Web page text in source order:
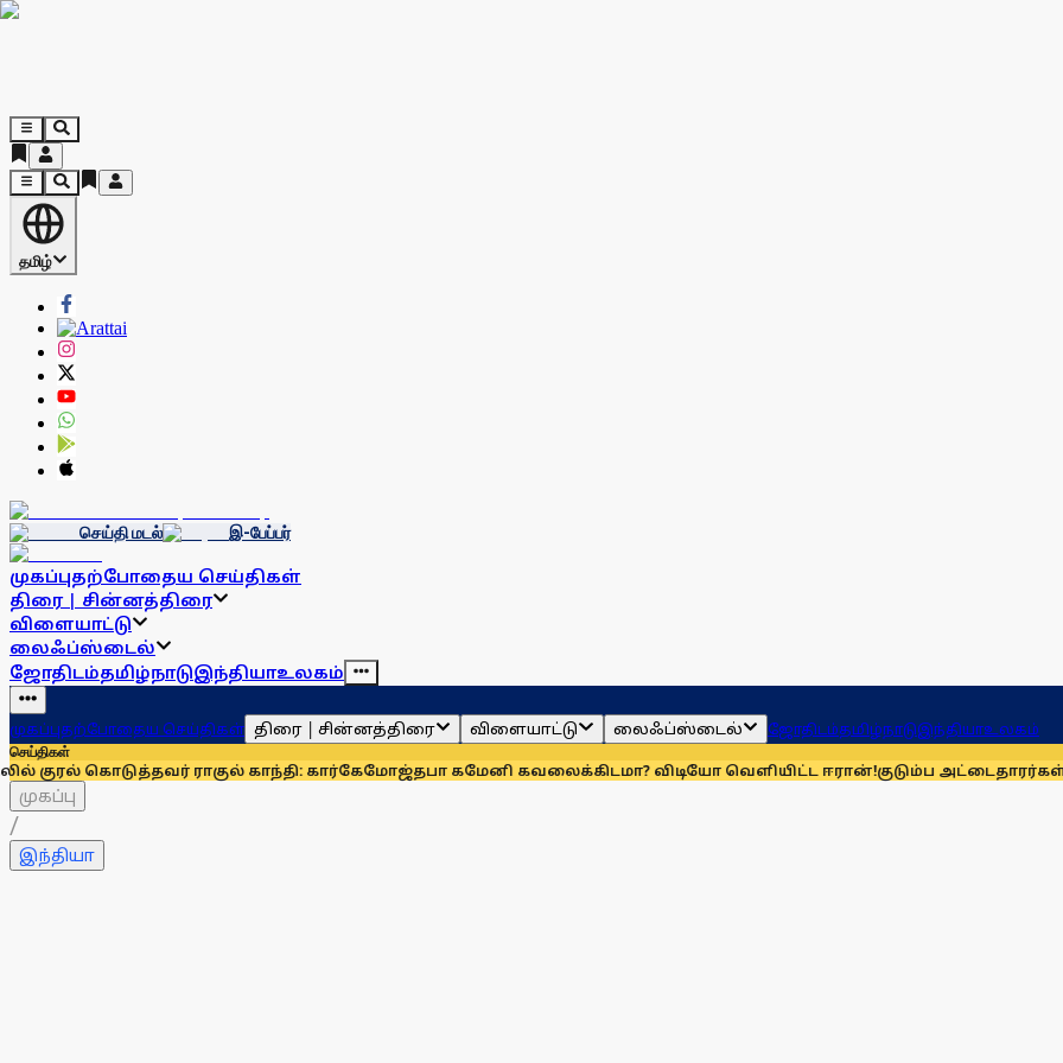
தமிழ்
செய்தி மடல் இ-பேப்பர்
முகப்புதற்போதைய செய்திகள்
திரை | சின்னத்திரை
விளையாட்டு
லைஃப்ஸ்டைல்
ஜோதிடம்தமிழ்நாடுஇந்தியாஉலகம்
முகப்புதற்போதைய செய்திகள் திரை | சின்னத்திரை விளையாட்டு லைஃப்ஸ்டைல் ஜோதிடம்தமிழ்நாடுஇந்தியாஉலகம்
செய்திகள்
ராகுல் காந்தி: கார்கேமோஜ்தபா கமேனி கவலைக்கிடமா? விடியோ வெளியிட்ட ஈரான்!குடும்ப அட்டைதாரர்கள்
முகப்பு
/
இந்தியா